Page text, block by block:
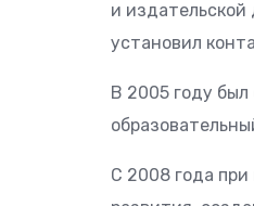
и
установил
В 2005 году
С 2008 года при